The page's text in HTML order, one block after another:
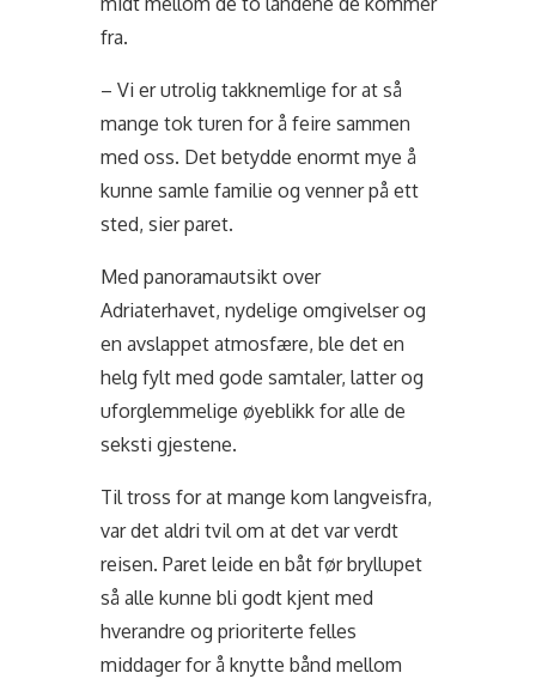
fra.
– Vi er utrolig takknemlige for at så
mange tok turen for å feire sammen
med oss. Det betydde enormt mye å
kunne samle familie og venner på ett
sted, sier paret.
Med panoramautsikt over
Adriaterhavet, nydelige omgivelser og
en avslappet atmosfære, ble det en
helg fylt med gode samtaler, latter og
uforglemmelige øyeblikk for alle de
seksti gjestene.
Til tross for at mange kom langveisfra,
var det aldri tvil om at det var verdt
reisen. Paret leide en båt før bryllupet
så alle kunne bli godt kjent med
hverandre og prioriterte felles
middager for å knytte bånd mellom